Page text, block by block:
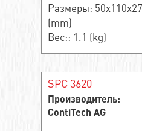
Размеры: 50x110x27
(mm)
Вес:: 1.1 (kg)
SPC 3620
Производитель:
ContiTech AG